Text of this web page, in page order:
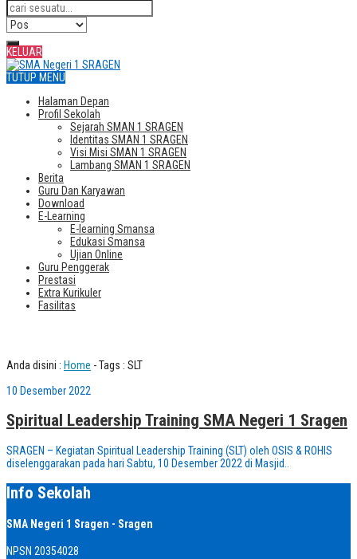
KELUAR
TUTUP MENU
Halaman Depan
Profil Sekolah
Sejarah SMAN 1 SRAGEN
Identitas SMAN 1 SRAGEN
Visi Misi SMAN 1 SRAGEN
Lambang SMAN 1 SRAGEN
Berita
Guru Dan Karyawan
Download
E-Learning
E-learning Smansa
Edukasi Smansa
Ujian Online
Guru Penggerak
Prestasi
Extra Kurikuler
Fasilitas
Anda disini : Home -Tags : SLT
10 Desember 2022
Spiritual Leadership Training SMA Negeri 1 Sragen
SRAGEN – Kegiatan Spiritual Leadership Training (SLT) oleh OSIS & ROHIS
diselenggarakan pada hari Sabtu, 10 Desember 2022 di Masjid..
Info Sekolah
SMA Negeri 1 Sragen - Sragen
NPSN 20354028